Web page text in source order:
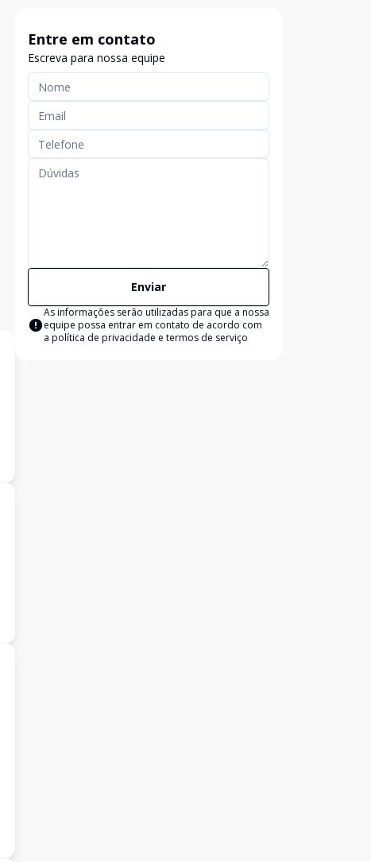
Entre em contato
Escreva para nossa equipe
Enviar
As informações serão utilizadas para que a nossa
equipe possa entrar em contato de acordo com
a política de privacidade e termos de serviço